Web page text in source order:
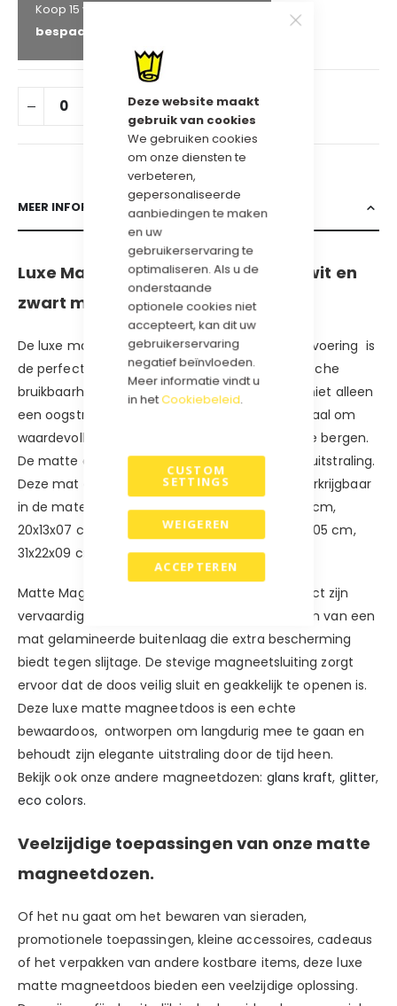
Deze website maakt
gebruik van cookies
We gebruiken cookies
om onze diensten te
verbeteren,
gepersonaliseerde
aanbiedingen te maken
en uw
gebruikerservaring te
optimaliseren. Als u de
onderstaande
optionele cookies niet
accepteert, kan dit uw
gebruikerservaring
negatief beïnvloeden.
Meer informatie vindt u
in hetCookiebeleid.
ACCEPTEREN
CUSTOM
SETTINGS
WEIGEREN
Koop 15 voor
bespaar
IN WINKELWAGEN
MEER INFORMATIE
Luxe Magneetdozen in de kleuren wit en
zwart met een MATTE laminering.
De luxe magneetdoos in mat gelamineerde uitvoering is
de perfecte combinatie van luxe, stijl en praktische
bruikbaarheid. Deze verfijnde magneetdoos is niet alleen
een oogstrelende geschenkdoos, maar ook ideaal om
waardevolle items veilig en georganiseerd op te bergen.
De matte afwerking zorgt voor een exclusieve uitstraling.
Deze mat gelamineerde magneetdozen zijn verkrijgbaar
in de maten: 12x08x3 cm, 22x16x3 cm, 15x15x05 cm,
20x13x07 cm, 22x22x05 cm, 22x22x10 cm, 31x22x05 cm,
31x22x09 cm, 32x23x12 cm etc etc
Matte Magneetdozen van Geschenkdozen direct zijn
vervaardigd uit hoogwaardig materiaal, voorzien van een
mat gelamineerde buitenlaag die extra bescherming
biedt tegen slijtage. De stevige magneetsluiting zorgt
ervoor dat de doos veilig sluit en geakkelijk te openen is.
Deze luxe matte magneetdoos is een echte
bewaardoos, ontworpen om langdurig mee te gaan en
behoudt zijn elegante uitstraling door de tijd heen.
Bekijk ook onze andere magneetdozen: glans kraft, glitter,
eco colors.
Veelzijdige toepassingen van onze matte
magneetdozen.
Of het nu gaat om het bewaren van sieraden,
promotionele toepassingen, kleine accessoires, cadeaus
of het verpakken van andere kostbare items, deze luxe
matte magneetdoos bieden een veelzijdige oplossing.